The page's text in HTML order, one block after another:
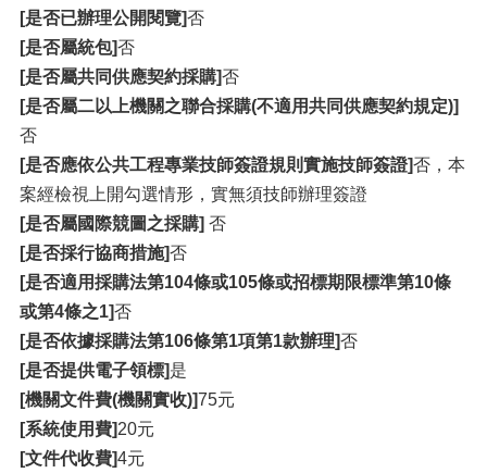
[是否已辦理公開閱覽]否
[是否屬統包]否
[是否屬共同供應契約採購]否
[是否屬二以上機關之聯合採購(不適用共同供應契約規定)]
否
[是否應依公共工程專業技師簽證規則實施技師簽證]否，本
案經檢視上開勾選情形，實無須技師辦理簽證
[是否屬國際競圖之採購] 否
[是否採行協商措施]否
[是否適用採購法第104條或105條或招標期限標準第10條
或第4條之1]否
[是否依據採購法第106條第1項第1款辦理]否
[是否提供電子領標]是
[機關文件費(機關實收)]75元
[系統使用費]20元
[文件代收費]4元